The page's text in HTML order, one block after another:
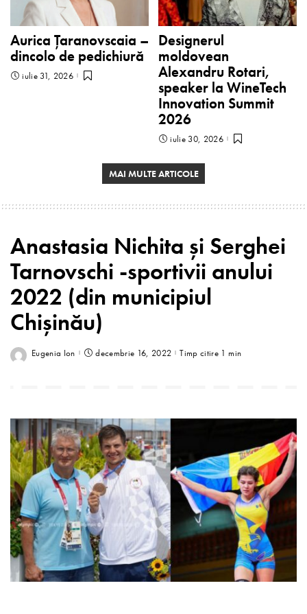
Aurica Țaranovscaia –
dincolo de pedichiură
iulie 31, 2026
Designerul
moldovean
Alexandru Rotari,
speaker la WineTech
Innovation Summit
2026
iulie 30, 2026
MAI MULTE ARTICOLE
Anastasia Nichita și Serghei
Tarnovschi -sportivii anului
2022 (din municipiul
Chișinău)
Eugenia Ion decembrie 16, 2022 Timp citire 1 min